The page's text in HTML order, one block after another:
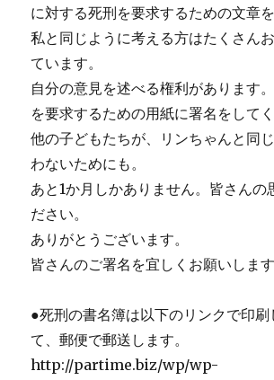
に対する死刑を要求するための文章を
私と同じように考える方はたくさん
ています。
自分の意見を述べる権利があります
を要求するための用紙に署名をしてく
他の子どもたちが、リンちゃんと同
わないためにも。
あと1か月しかありません。皆さんの
ださい。
ありがとうございます。
皆さんのご署名を宜しくお願いします
●死刑の書名簿は以下のリンクで印刷
て、郵便で郵送します。
http://partime.biz/wp/wp-